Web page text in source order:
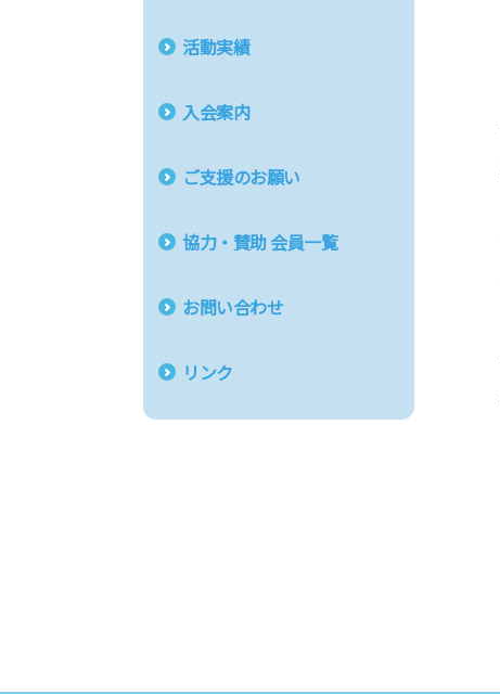
活動実績
入会案内
ご支援のお願い
協力・賛助 会員一覧
お問い合わせ
リンク